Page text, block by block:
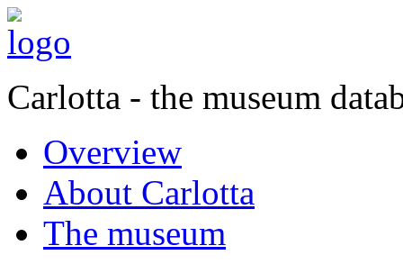
Carlotta - the museum
Overview
About Carlotta
The museum